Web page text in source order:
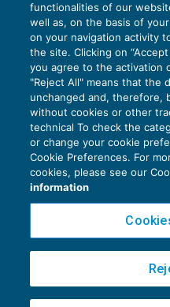
Copyright 2016 ©Gruppo
Piazza Luigi Einaudi,
functionalities of our
well as, on the basis of
on your navigation activity
the site. Clicking on
you agree to the activation
"Reject All" means that the
unchanged and, therefore,
without cookies or other
technical To check the
or change your cookie
Cookie Preferences. For
cookies, please see our
information